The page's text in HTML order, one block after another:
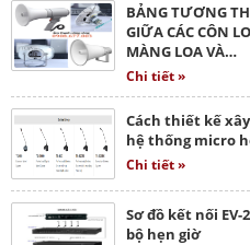
BẢNG TƯƠNG
GIỮA CÁC CÔN
MÀNG LOA VÀ…
Chi tiết »
Cách thiết kế
hệ thống micro
Chi tiết »
Sơ đồ kết nối EV-
bộ hẹn giờ